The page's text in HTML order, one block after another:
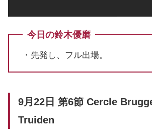
今日の鈴木優磨
・先発し、フル出場。
9月22日 第6節 Cercle
Truiden